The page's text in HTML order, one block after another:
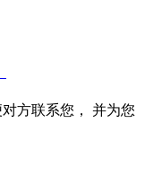
方联系您， 并为您